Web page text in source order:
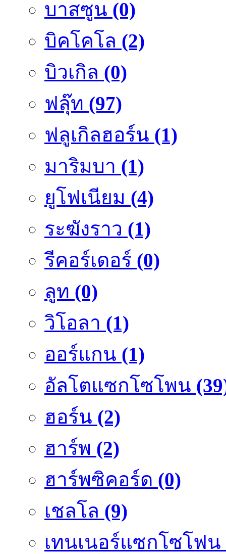
บาสซูน (0)
บิคโคโล (2)
บิวเกิล (0)
ฟลุ๊ท (97)
ฟลูเกิลฮอร์น (1)
มาริมบา (1)
ยูโฟเนียม (4)
ระฆังราว (1)
รีคอร์เดอร์ (0)
ลูท (0)
วิโอลา (1)
ออร์แกน (1)
อัลโตแซกโซโพน
ฮอร์น (2)
ฮาร์พ (2)
ฮาร์พซิคอร์ด (0)
เชลโล (9)
เทนเนอร์แซกโซโฟน